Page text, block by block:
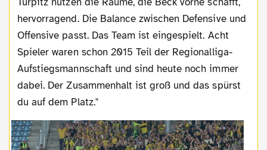
hervorragend. Die Balance zwischen Defensive und
Offensive passt. Das Team ist eingespielt. Acht
Spieler waren schon 2015 Teil der Regionalliga-
Aufstiegsmannschaft und sind heute noch immer
dabei. Der Zusammenhalt ist groß und das spürst
du auf dem Platz."